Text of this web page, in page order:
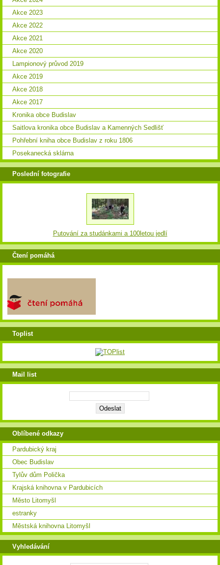
Akce 2023
Akce 2022
Akce 2021
Akce 2020
Lampionový průvod 2019
Akce 2019
Akce 2018
Akce 2017
Kronika obce Budislav
Saitlova kronika obce Budislav a Kamenných Sedlišť
Pohřební kniha obce Budislav z roku 1806
Posekanecká sklárna
Poslední fotografie
Putování za studánkami a 100letou jedlí
Čtení pomáhá
Toplist
Mail list
Oblíbené odkazy
Pardubický kraj
Obec Budislav
Tylův dům Polička
Krajská knihovna v Pardubicích
Město Litomyšl
estranky
Městská knihovna Litomyšl
Vyhledávání